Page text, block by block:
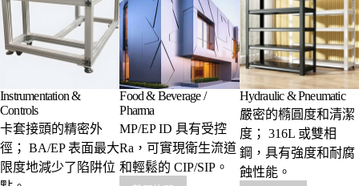
Instrumentation &
Controls
卡套接頭的精密外
徑； BA/EP 表面最大
限度地減少了陷阱位
Food & Beverage /
Pharma
MP/EP ID 具有受控
Ra，可實現衛生流道
和輕鬆的 CIP/SIP。
Hydraulic & Pneumatic
嚴密的橢圓度和清潔
度； 316L 或雙相
鋼，具有強度和耐腐
蝕性能。